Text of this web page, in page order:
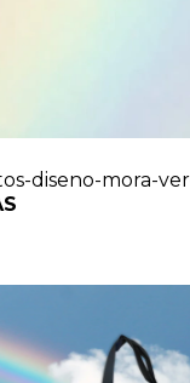
diseno-mora-